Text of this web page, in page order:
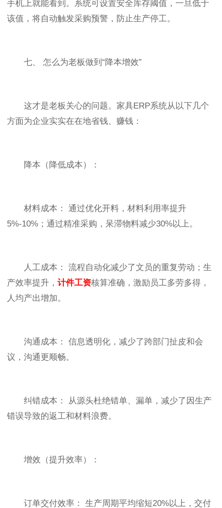
手机上就能看到。系统可设置安全库存阈值，一旦低于
该值，将自动触发采购预警，防止生产停工。
七、 怎么为老板做到“降本增效”
这才是老板关心的问题。家具ERP系统从以下几个
方面为企业实实在在地省钱、赚钱：
降本（降低成本）：
材料成本： 通过优化开料，材料利用率提升
5%-10%；通过精准采购，呆滞物料减少30%以上。
人工成本： 流程自动化减少了文员的重复劳动；生
产效率提升， 计件工资核算准确，激励员工多劳多得，
人均产出增加。
沟通成本： 信息透明化，减少了跨部门扯皮和会
议，沟通更顺畅。
纠错成本： 从源头杜绝错单、漏单，减少了因生产
错误导致的返工和材料浪费。
增效（提升效率）：
订单交付效率： 生产周期平均缩短20%以上，交付